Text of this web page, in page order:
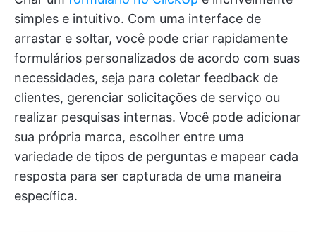
simples e intuitivo. Com uma interface de
arrastar e soltar, você pode criar rapidamente
formulários personalizados de acordo com suas
necessidades, seja para coletar feedback de
clientes, gerenciar solicitações de serviço ou
realizar pesquisas internas. Você pode adicionar
sua própria marca, escolher entre uma
variedade de tipos de perguntas e mapear cada
resposta para ser capturada de uma maneira
específica.